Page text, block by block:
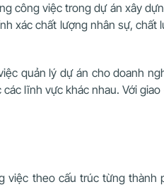
công việc trong dự án xây
xác chất lượng nhân sự, chất
quản lý dự án cho doanh
lĩnh vực khác nhau. Với
việc theo cấu trúc từng thành